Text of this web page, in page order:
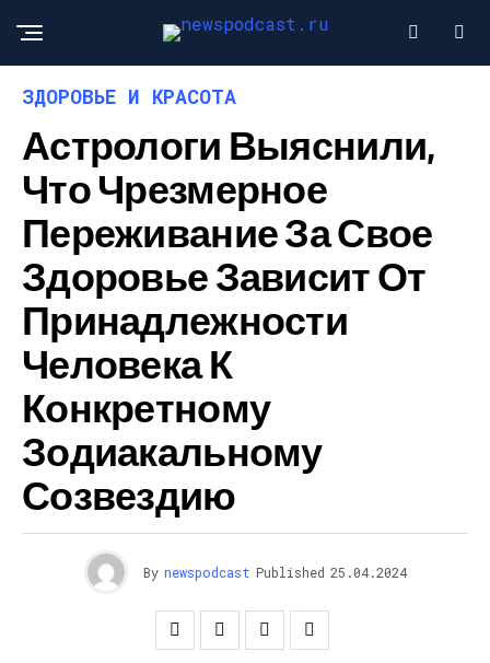
ЗДОРОВЬЕ И КРАСОТА
Астрологи Выяснили,
Что Чрезмерное
Переживание За Свое
Здоровье Зависит От
Принадлежности
Человека К
Конкретному
Зодиакальному
Созвездию
By newspodcast Published 25.04.2024